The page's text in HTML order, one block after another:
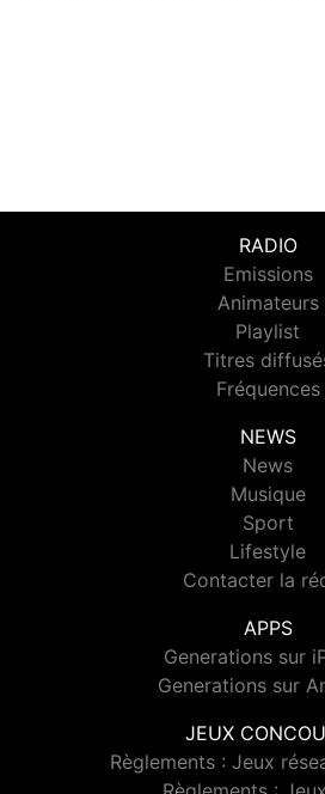
RADIO
Emissions
Animateurs
Playlist
Titres
Fréquences
NEWS
News
Musique
Sport
Lifestyle
Contacter la
APPS
Generations sur
Generations sur
JEUX
Règlements : Jeux